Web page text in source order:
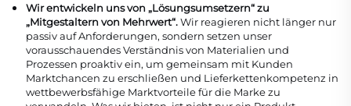
Wir entwickeln uns von „Lösungsumsetzern“ zu
„Mitgestaltern von Mehrwert“.Wir reagieren nicht länger nur
passiv auf Anforderungen, sondern setzen unser
vorausschauendes Verständnis von Materialien und
Prozessen proaktiv ein, um gemeinsam mit Kunden
Marktchancen zu erschließen und Lieferkettenkompetenz in
wettbewerbsfähige Marktvorteile für die Marke zu